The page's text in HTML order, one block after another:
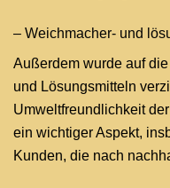
– Weichmacher- und
Außerdem wurde auf
und Lösungsmitteln
Umweltfreundlichkeit
ein wichtiger Aspekt,
Kunden, die nach